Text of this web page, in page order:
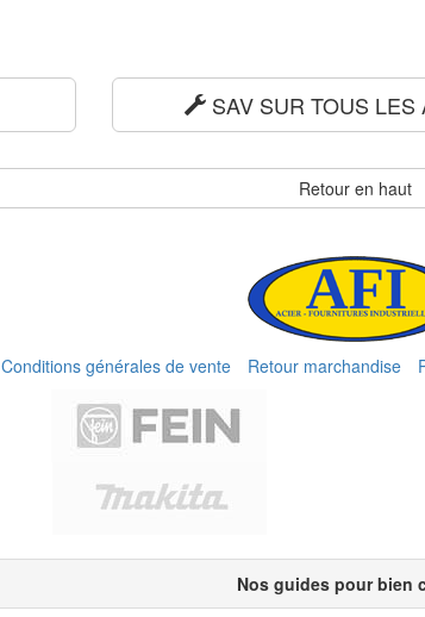
SAV SUR TOUS LES
Retour en haut
Conditions générales de vente Retour marchandise
Nos guides pour bien